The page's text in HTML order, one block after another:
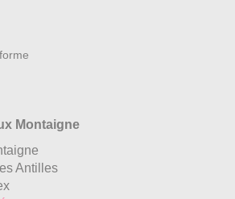
Montaigne
Antilles